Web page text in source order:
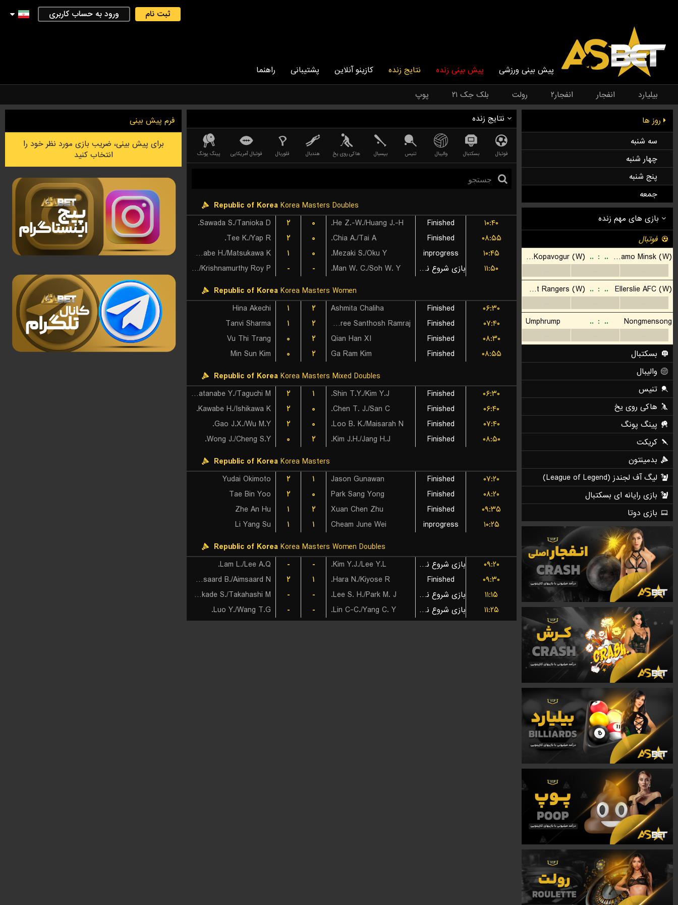
ثبت نام ورود به حساب کاربری
پیش بینی ورزشی پیش بینی زنده نتایج زنده کازینو آنلاین پشتیبانی راهنما
بیلیارد انفجار انفجار۲ رولت بلک جک ۲۱ پوپ
روز ها
سه شنبه
چهار شنبه
پنج شنبه
جمعه
نتایج زنده
فوتبال بسکتبال والیبال تنیس بیسبال هاکی روی یخ هندبال فلوربال فوتبال آمریکایی پینگ پونگ لیگ فوتبال استرالیایی
Republic of Korea Korea Masters Doubles
Sawada S./Tanioka D.
۲ ۰ He Z.-W./Huang J.-H. Finished
۱۰:۴۰
Tee K./Yap R.
۲ ۰ Chia A./Tai A. Finished
۰۸:۵۵
Kawabe H./Matsukawa K.
۱ ۰ Mezaki S./Oku Y. inprogress
۱۰:۴۵
Garaga P./Krishnamurthy Roy P.
- - Man W. C./Soh W. Y. بازی شروع نشده است
۱۱:۵۰
Republic of Korea Korea Masters Women
Hina Akechi
۱ ۲ Ashmita Chaliha Finished
۰۶:۳۰
Tanvi Sharma
۱ ۲ Rakshitha Sree Santhosh Ramraj Finished
۰۷:۴۰
Vu Thi Trang
۰ ۲ Qian Han XI Finished
۰۸:۳۰
Min Sun Kim
۰ ۲ Ga Ram Kim Finished
۰۸:۵۵
Republic of Korea Korea Masters Mixed Doubles
Watanabe Y./Taguchi M.
۲ ۱ Shin T.Y./Kim Y.J. Finished
۰۶:۳۰
Kawabe H./Ishikawa K.
۲ ۰ Chen T. J./San C. Finished
۰۶:۴۰
Gao J.X./Wu M.Y.
۲ ۰ Loo B. K./Maisarah N. Finished
۰۷:۴۰
Wong J./Cheng S.Y.
۰ ۲ Kim J.H./Jang H.J. Finished
۰۸:۵۰
Republic of Korea Korea Masters
Yudai Okimoto
۲ ۱ Jason Gunawan Finished
۰۷:۲۰
Tae Bin Yoo
۲ ۰ Park Sang Yong Finished
۰۸:۲۰
Zhe An Hu
۱ ۲ Xuan Chen Zhu Finished
۰۹:۳۵
Li Yang Su
۱ ۱ Cheam June Wei inprogress
۱۰:۲۵
Republic of Korea Korea Masters Women Doubles
Lam L./Lee A.Q.
- - Kim Y.J./Lee Y.L. بازی شروع نشده است
۰۹:۲۰
Aimsaard B./Aimsaard N.
۲ ۱ Hara N./Kiyose R. Finished
۰۹:۳۰
Nakade S./Takahashi M.
- - Lee S. H./Park M. J. بازی شروع نشده است
۱۱:۱۵
Luo Y./Wang T.G.
- - Lin C-C./Yang C. Y. بازی شروع نشده است ۱۱:۲۵
فرم پیش بینی
برای پیش بینی، ضریب بازی مورد نظر خود را
انتخاب کنید